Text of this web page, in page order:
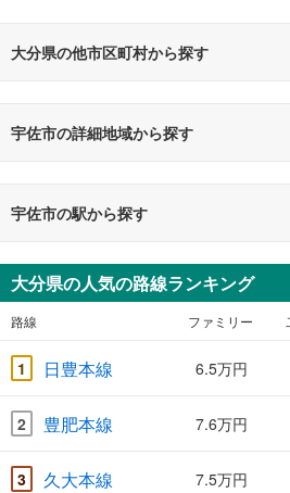
大分県の他市区町村から探す
宇佐市の詳細地域から探す
宇佐市の駅から探す
大分県の人気の路線ランキング
路線 ファミリー
1 日豊本線 6.5万円
2 豊肥本線 7.6万円
3 久大本線 7.5万円